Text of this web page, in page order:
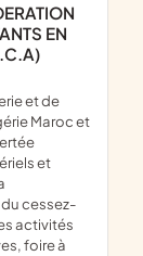
EN
Maroc et
et
cessez-
activités
foire à